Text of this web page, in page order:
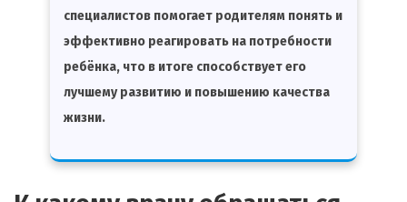
специалистов помогает родителям понять и
эффективно реагировать на потребности
ребёнка, что в итоге способствует его
лучшему развитию и повышению качества
жизни.